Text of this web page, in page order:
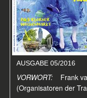
AUSGABE 05/2016
VORWORT:
Frank
(Organisatoren der